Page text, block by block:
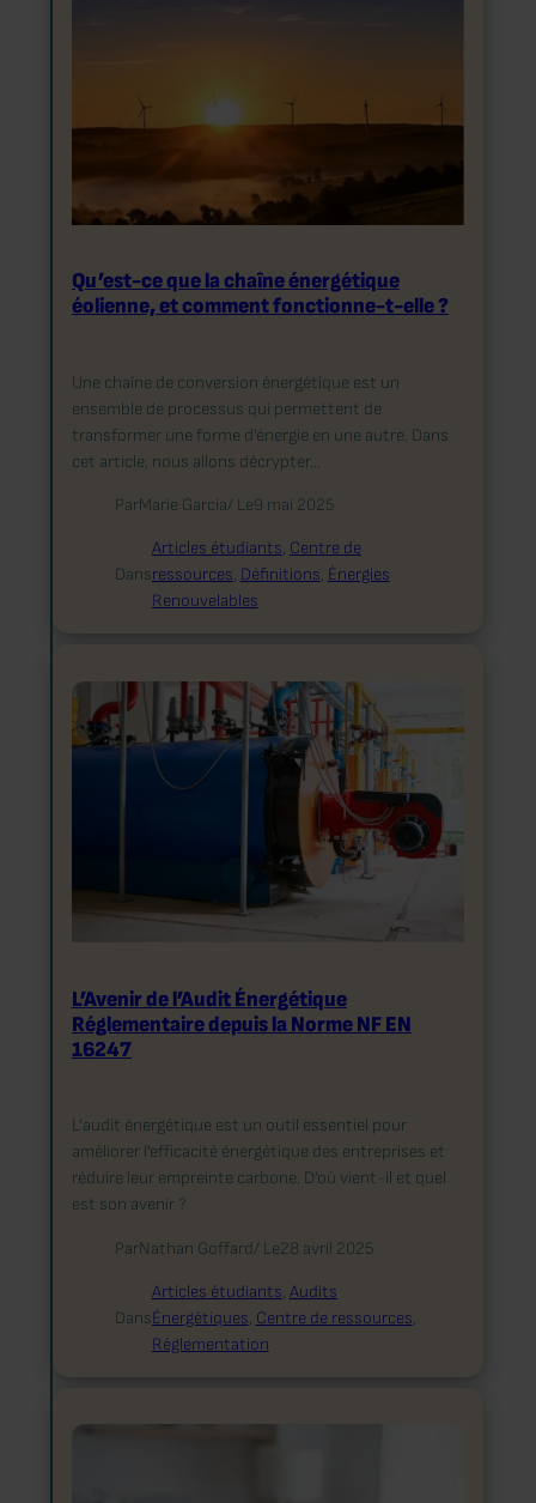
Qu’est-ce que la chaîne énergétique
éolienne, et comment fonctionne-t-elle ?
Une chaîne de conversion énergétique est un
ensemble de processus qui permettent de
transformer une forme d’énergie en une autre. Dans
cet article, nous allons décrypter…
ParMarie Garcia/ Le9 mai 2025
Dans
Articles étudiants, Centre de
ressources, Définitions, Énergies
Renouvelables
L’Avenir de l’Audit Énergétique
Réglementaire depuis la Norme NF EN
16247
L’audit énergétique est un outil essentiel pour
améliorer l’efficacité énergétique des entreprises et
réduire leur empreinte carbone. D’où vient-il et quel
est son avenir ?
ParNathan Goffard/ Le28 avril 2025
Dans
Articles étudiants, Audits
Énergétiques, Centre de ressources
Réglementation